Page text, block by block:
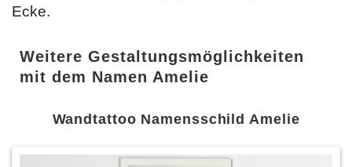
Ecke.
Weitere Gestaltungsmöglichkeiten
mit dem Namen Amelie
Wandtattoo Namensschild Amelie